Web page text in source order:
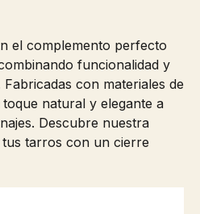
el complemento perfecto
funcionalidad y
con materiales de
natural y elegante a
Descubre nuestra
tarros con un cierre